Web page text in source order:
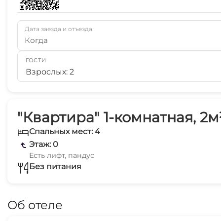
"Квартира" 1-комнатная,
Спальных мест: 4
Этаж: 0
Есть лифт, пандус
Без питания
Об отеле
Дата заезда и отъезда
Когда
ГОСТИ
Взрослых: 2